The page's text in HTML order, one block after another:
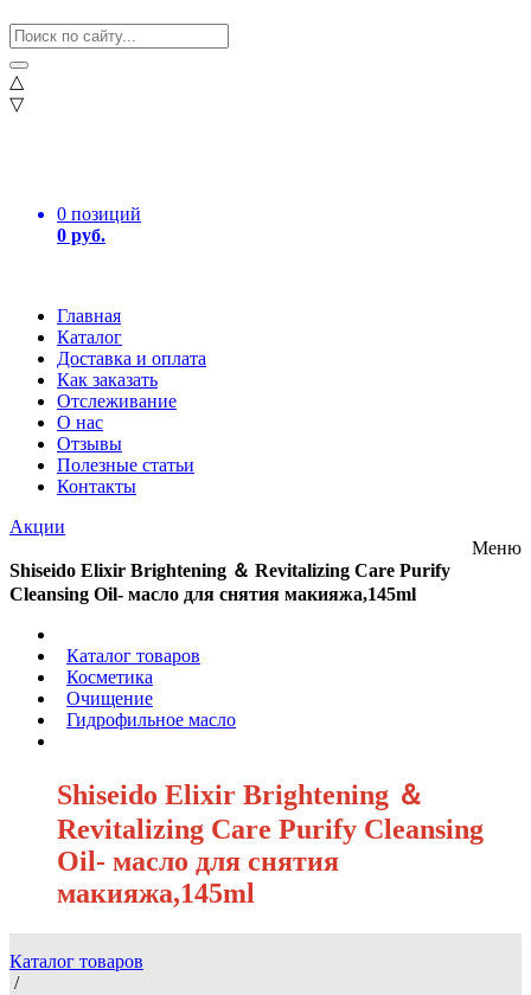
△
▽
0 позиций
0 руб.
Главная
Каталог
Доставка и оплата
Как заказать
Отслеживание
О нас
Отзывы
Полезные статьи
Контакты
Акции
Меню
Shiseido Elixir Brightening ＆ Revitalizing Care Purify
Cleansing Oil- масло для снятия макияжа,145ml
Каталог товаров
Косметика
Очищение
Гидрофильное масло
Shiseido Elixir Brightening ＆
Revitalizing Care Purify Cleansing
Oil- масло для снятия
макияжа,145ml
Каталог товаров
/